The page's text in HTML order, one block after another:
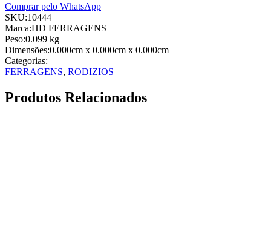
Comprar pelo WhatsApp
SKU:10444
Marca:HD FERRAGENS
Peso:0.099 kg
Dimensões:0.000cm x 0.000cm x 0.000cm
Categorias:
FERRAGENS, RODIZIOS
Produtos Relacionados